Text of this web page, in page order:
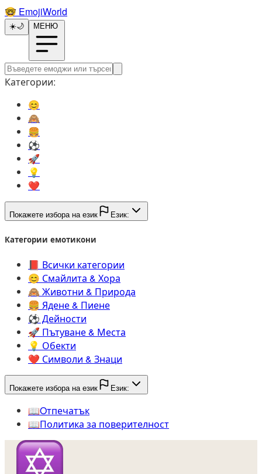
🤓️ EmojiWorld
☀️🌙 МЕНЮ
Категории:
😊️
🙈️
🍔️
⚽️
🚀️
💡️
❤️
Покажете избора на език Език:
Категории емотикони
📕️ Всички категории
😊️ Смайлита & Хора
🙈️ Животни & Природа
🍔️ Ядене & Пиене
⚽️ Дейности
🚀️ Пътуване & Места
💡️ Обекти
❤️ Символи & Знаци
Покажете избора на език Език:
📖️Oтпечатък
📖️Политика за поверителност